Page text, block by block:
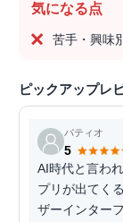
気になる点
苦手・興味
ピックアップレ
パティオ
5
AI時代と言わ
プリが出てく
ザーインター